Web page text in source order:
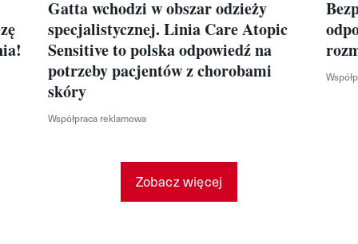
Gatta wchodzi w obszar odzieży
specjalistycznej. Linia Care Atopic
Sensitive to polska odpowiedź na
potrzeby pacjentów z chorobami
skóry
Współpraca reklamowa
Zobacz więcej